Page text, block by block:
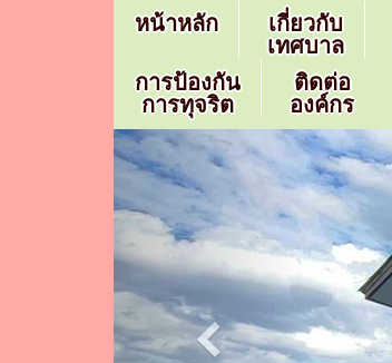
หน้าหลัก
เกี่ยวกับ
เทศบาล
การป้องกัน
การทุจริต
ติดต่อ
องค์กร